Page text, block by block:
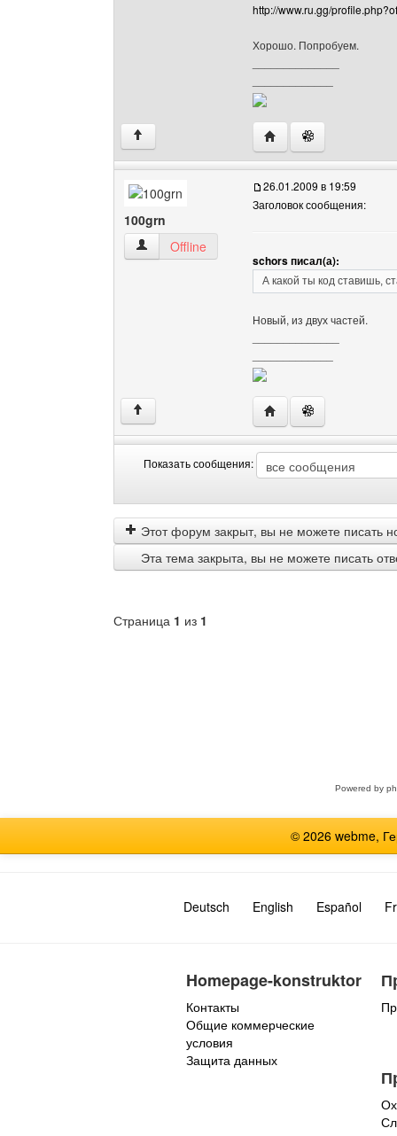
http://www.ru.gg/
Хорошо. Попробуем.
↑ Посетить сайт
100grn
100grn Посмотреть профиль
Offline
26.01.2009 в 19:59
Заголовок сообщения:
schors писал(а):
А какой ты код ставишь,
Новый, из двух частей.
↑ Посетить сайт
Показать сообщения:
сообщения
by
Этот форум закрыт, вы не можете писать
Эта тема закрыта, вы не можете писать
Страница 1 из 1
Powered by
© 2026 webme,
Deutsch English Español
Homepage-konstruktor
Контакты
Общие коммерческие
условия
Защита данных